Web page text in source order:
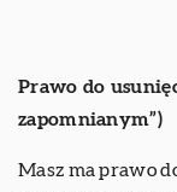
Prawo do
zapomnianym”)
Masz ma prawo